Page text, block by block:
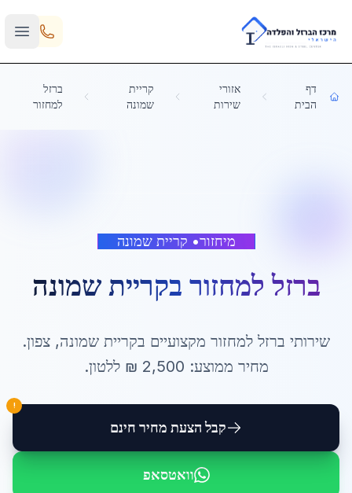
Skip to main content
דף
הבית
אזורי
שירות
קריית
שמונה
ברזל
למחזור
מיחזור• קריית שמונה
ברזל למחזור בקריית שמונה
שירותי ברזל למחזור מקצועיים בקריית שמונה, צפון.
מחיר ממוצע: 2,500 ₪ ללטון.
קבל הצעת מחיר חינם
!
וואטסאפ